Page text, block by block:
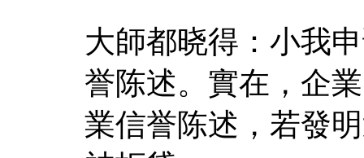
大師都晓得：小我
誉陈述。實在，企
業信誉陈述，若發